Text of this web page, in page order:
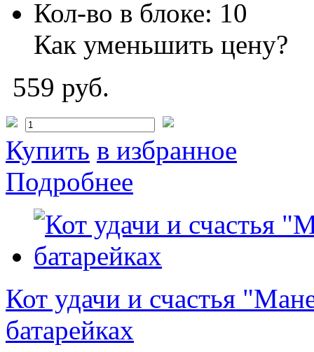
Кол-во в блоке: 10
Как уменьшить цену?
559 руб.
Купить в избранное
Подробнее
Кот удачи и счастья
батарейках